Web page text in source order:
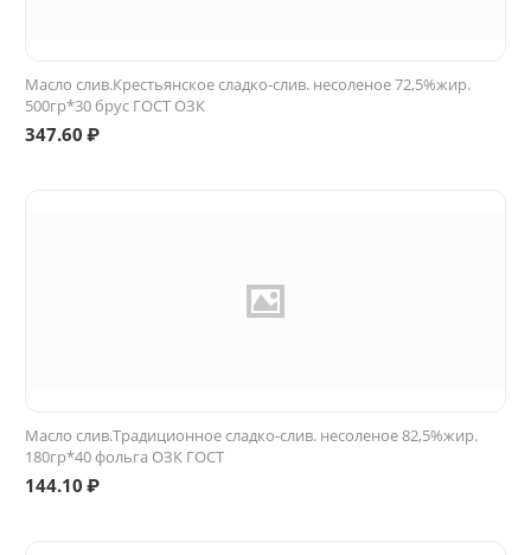
Масло слив.Крестьянское сладко-слив. несоленое 72,5%жир.
500гр*30 брус ГОСТ ОЗК
347.60 ₽
Масло слив.Традиционное сладко-слив. несоленое 82,5%жир.
180гр*40 фольга ОЗК ГОСТ
144.10 ₽